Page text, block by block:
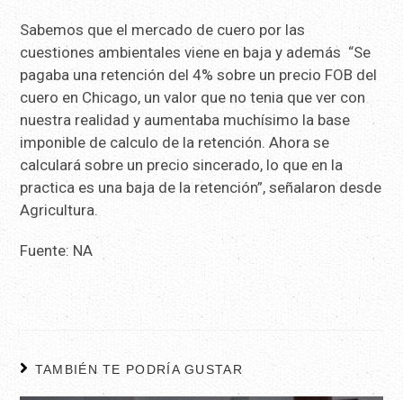
Sabemos que el mercado de cuero por las
cuestiones ambientales viene en baja y además “Se
pagaba una retención del 4% sobre un precio FOB del
cuero en Chicago, un valor que no tenia que ver con
nuestra realidad y aumentaba muchísimo la base
imponible de calculo de la retención. Ahora se
calculará sobre un precio sincerado, lo que en la
practica es una baja de la retención”, señalaron desde
Agricultura.
Fuente: NA
TAMBIÉN TE PODRÍA GUSTAR